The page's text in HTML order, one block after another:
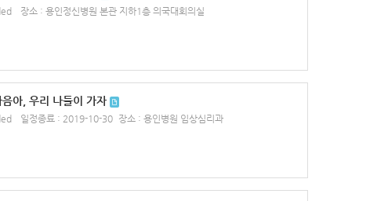
장소 : 용인정신병원 본관 지하1층 의국대회의실
아, 우리 나들이 가자
일정종료 : 2019-10-30
장소 : 용인병원 임상심리과